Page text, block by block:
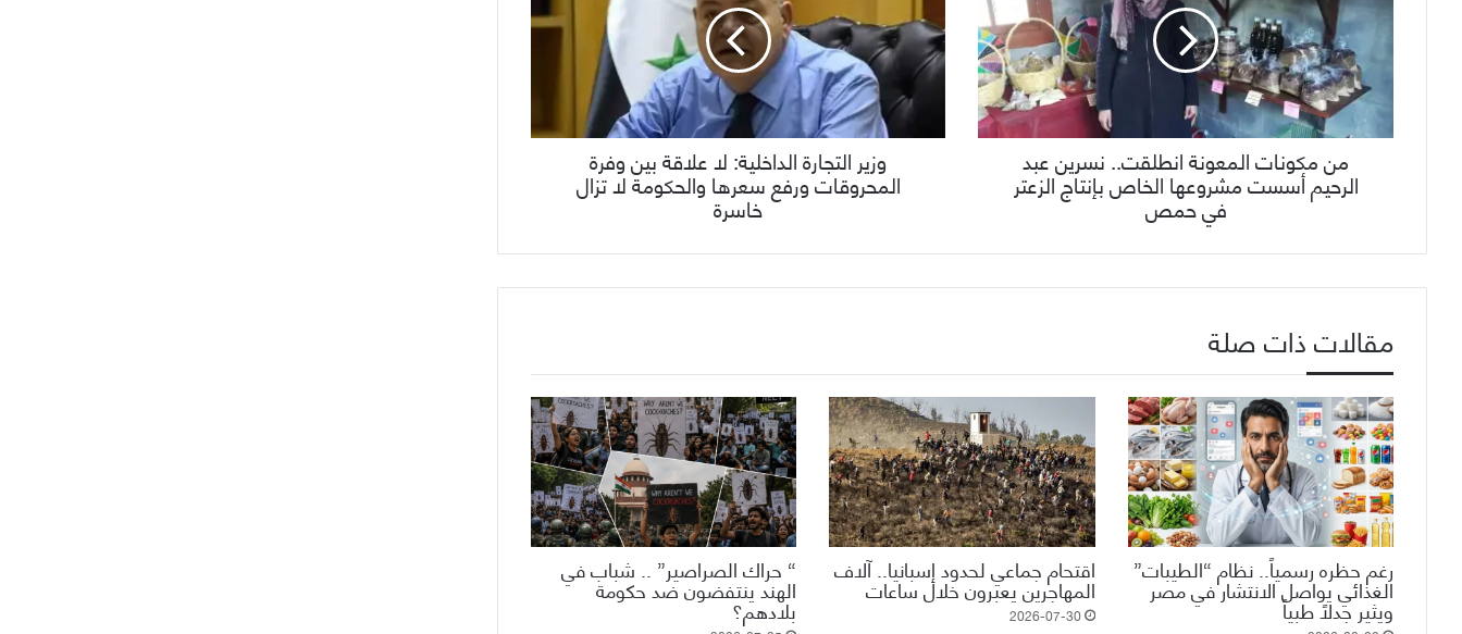
من مكونات المعونة انطلقت.. نسرين عبد
الرحيم أسست مشروعها الخاص بإنتاج الزعتر
في حمص
وزير التجارة الداخلية: لا علاقة بين وفرة
المحروقات ورفع سعرها والحكومة لا تزال
خاسرة
مقالات ذات صلة
رغم حظره رسمياً.. نظام “الطيبات”
الغذائي يواصل الانتشار في مصر
ويثير جدلاً طبياً
اقتحام جماعي لحدود إسبانيا.. آلاف
المهاجرين يعبرون خلال ساعات
2026-07-30
“ حراك الصراصير” .. شباب في
الهند ينتفضون ضد حكومة
بلادهم؟